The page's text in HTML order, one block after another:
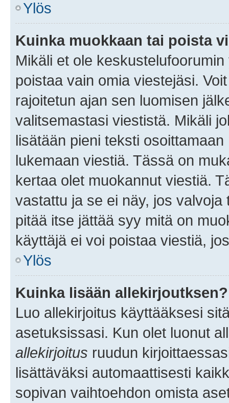
Ylös
Kuinka muokkaan tai poista
Mikäli et ole
poistaa vain omia viestejäsi.
rajoitetun ajan sen luomisen
valitsemastasi viestistä. Mikäli
lisätään pieni teksti
lukemaan viestiä. Tässä on
kertaa olet muokannut viestiä.
vastattu ja se ei näy, jos
pitää itse jättää syy mitä on
käyttäjä ei voi poistaa viestiä,
Ylös
Kuinka lisään allekirjoutksen?
Luo allekirjoitus käyttääksesi
asetuksissasi. Kun olet luonut
allekirjoitus ruudun
lisättäväksi automaattisesti
sopivan vaihtoehdon omista